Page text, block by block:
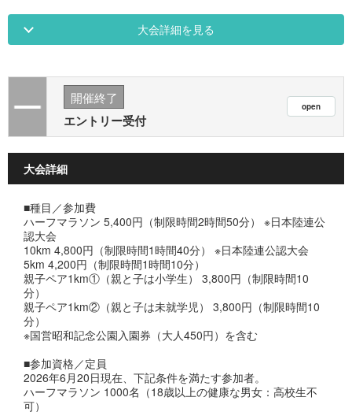
大会詳細を見る
開催終了
エントリー受付
大会詳細
■種目／参加費
ハーフマラソン 5,400円（制限時間2時間50分） ※日本陸連公
認大会
10km 4,800円（制限時間1時間40分） ※日本陸連公認大会
5km 4,200円（制限時間1時間10分）
親子ペア1km①（親と子は小学生） 3,800円（制限時間10
分）
親子ペア1km②（親と子は未就学児） 3,800円（制限時間10
分）
※国営昭和記念公園入園券（大人450円）を含む
■参加資格／定員
2026年6月20日現在、下記条件を満たす参加者。
ハーフマラソン 1000名（18歳以上の健康な男女：高校生不
可）